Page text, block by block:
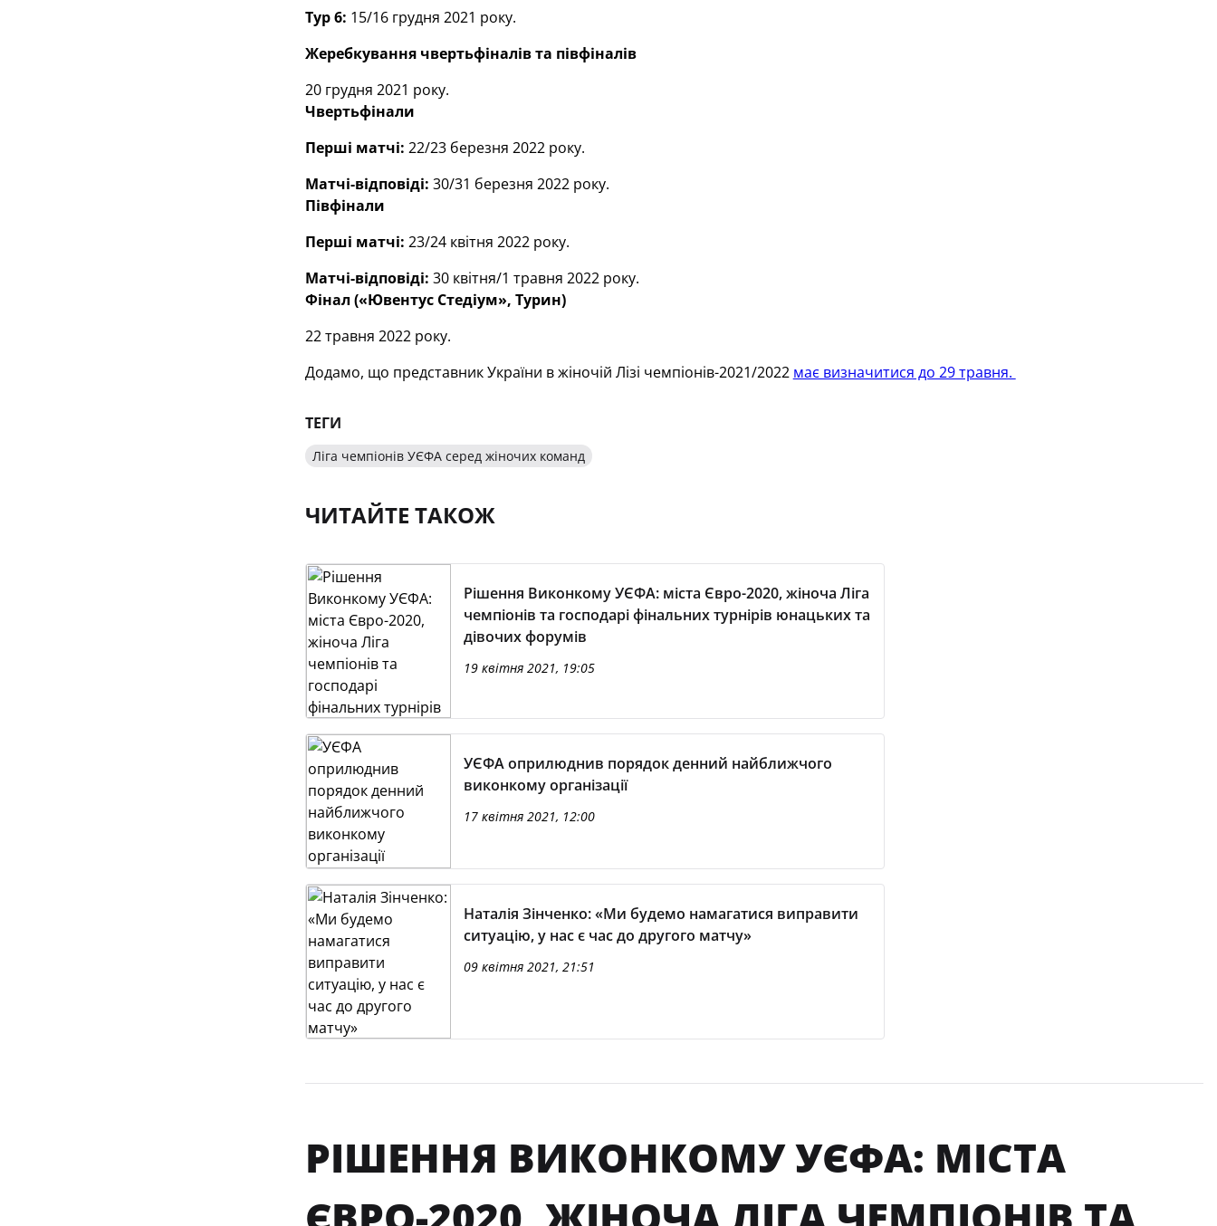
Тур 6: 15/16 грудня 2021 року.
Жеребкування чвертьфіналів та півфіналів
20 грудня 2021 року.
Чвертьфінали
Перші матчі: 22/23 березня 2022 року.
Матчі-відповіді: 30/31 березня 2022 року.
Півфінали
Перші матчі: 23/24 квітня 2022 року.
Матчі-відповіді: 30 квітня/1 травня 2022 року.
Фінал («Ювентус Стедіум», Турин)
22 травня 2022 року.
Додамо, що представник України в жіночій Лізі чемпіонів-2021/2022 має визначитися до 29 травня.
ТЕГИ
Ліга чемпіонів УЄФА серед жіночих команд
ЧИТАЙТЕ ТАКОЖ
Рішення Виконкому УЄФА: міста Євро-2020, жіноча Ліга
чемпіонів та господарі фінальних турнірів юнацьких та
дівочих форумів
19 квітня 2021, 19:05
УЄФА оприлюднив порядок денний найближчого
виконкому організації
17 квітня 2021, 12:00
Наталія Зінченко: «Ми будемо намагатися виправити
ситуацію, у нас є час до другого матчу»
09 квітня 2021, 21:51
РІШЕННЯ ВИКОНКОМУ УЄФА: МІСТА